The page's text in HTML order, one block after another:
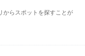
からスポットを探すことが